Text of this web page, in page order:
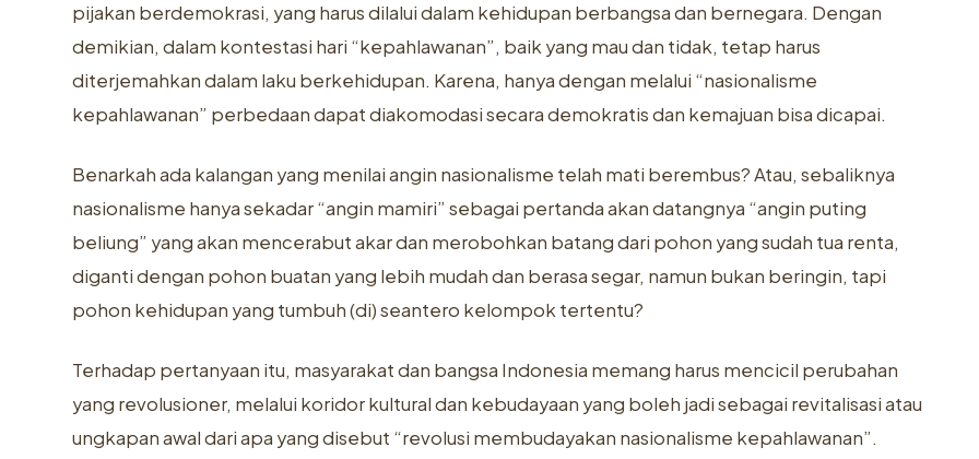
pijakan berdemokrasi, yang harus dilalui dalam kehidupan berbangsa dan bernegara. Dengan
demikian, dalam kontestasi hari “kepahlawanan”, baik yang mau dan tidak, tetap harus
diterjemahkan dalam laku berkehidupan. Karena, hanya dengan melalui “nasionalisme
kepahlawanan” perbedaan dapat diakomodasi secara demokratis dan kemajuan bisa dicapai.
Benarkah ada kalangan yang menilai angin nasionalisme telah mati berembus? Atau, sebaliknya
nasionalisme hanya sekadar “angin mamiri” sebagai pertanda akan datangnya “angin puting
beliung” yang akan mencerabut akar dan merobohkan batang dari pohon yang sudah tua renta,
diganti dengan pohon buatan yang lebih mudah dan berasa segar, namun bukan beringin, tapi
pohon kehidupan yang tumbuh (di) seantero kelompok tertentu?
Terhadap pertanyaan itu, masyarakat dan bangsa Indonesia memang harus mencicil perubahan
yang revolusioner, melalui koridor kultural dan kebudayaan yang boleh jadi sebagai revitalisasi atau
ungkapan awal dari apa yang disebut “revolusi membudayakan nasionalisme kepahlawanan”.